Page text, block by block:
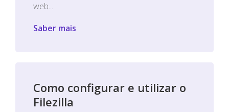
web...
Saber mais
Como configurar e utilizar o
Filezilla